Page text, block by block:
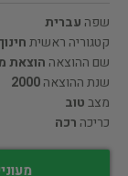
שפה עברית
קטגוריה ראשית
שם ההוצאה הוצאת
שנת ההוצאה2000
מצבטוב
כריכה רכה